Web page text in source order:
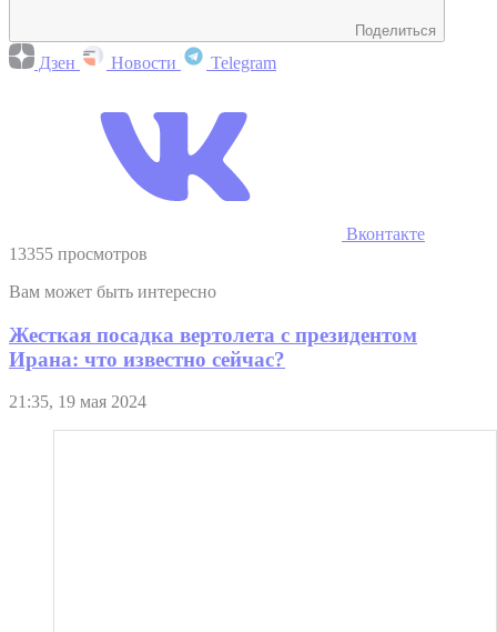
Поделиться
Дзен Новости Telegram
Вконтакте
13355 просмотров
Вам может быть интересно
Жесткая посадка вертолета с президентом
Ирана: что известно сейчас?
21:35, 19 мая 2024